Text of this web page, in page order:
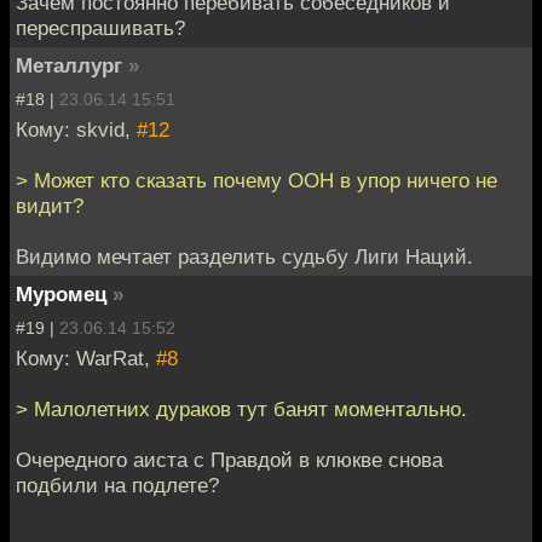
переспрашивать?
Металлург »
#18 | 23.06.14 15:51
Кому: skvid, #12
> Может кто сказать почему ООН в упор ничего не
видит?
Видимо мечтает разделить судьбу Лиги Наций.
Муромец »
#19 | 23.06.14 15:52
Кому: WarRat, #8
> Малолетних дураков тут банят моментально.
Очередного аиста с Правдой в клюкве снова
подбили на подлете?